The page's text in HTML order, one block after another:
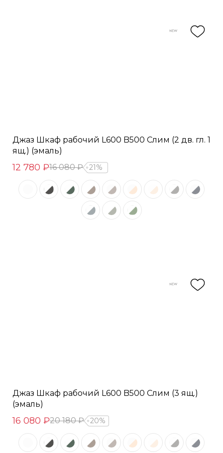
Джаз Шкаф рабочий L600 B500 Слим (2 дв. гл. 1
ящ.) (эмаль)
12 780 ₽16 080 ₽ 21%
Джаз Шкаф рабочий L600 B500 Слим (3 ящ.)
(эмаль)
16 080 ₽20 180 ₽ 20%